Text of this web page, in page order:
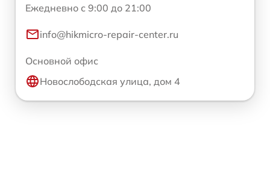
Ежедневно с 9:00 до 21:00
info@hikmicro-repair-center.ru
Основной офис
Новослободская улица, дом 4